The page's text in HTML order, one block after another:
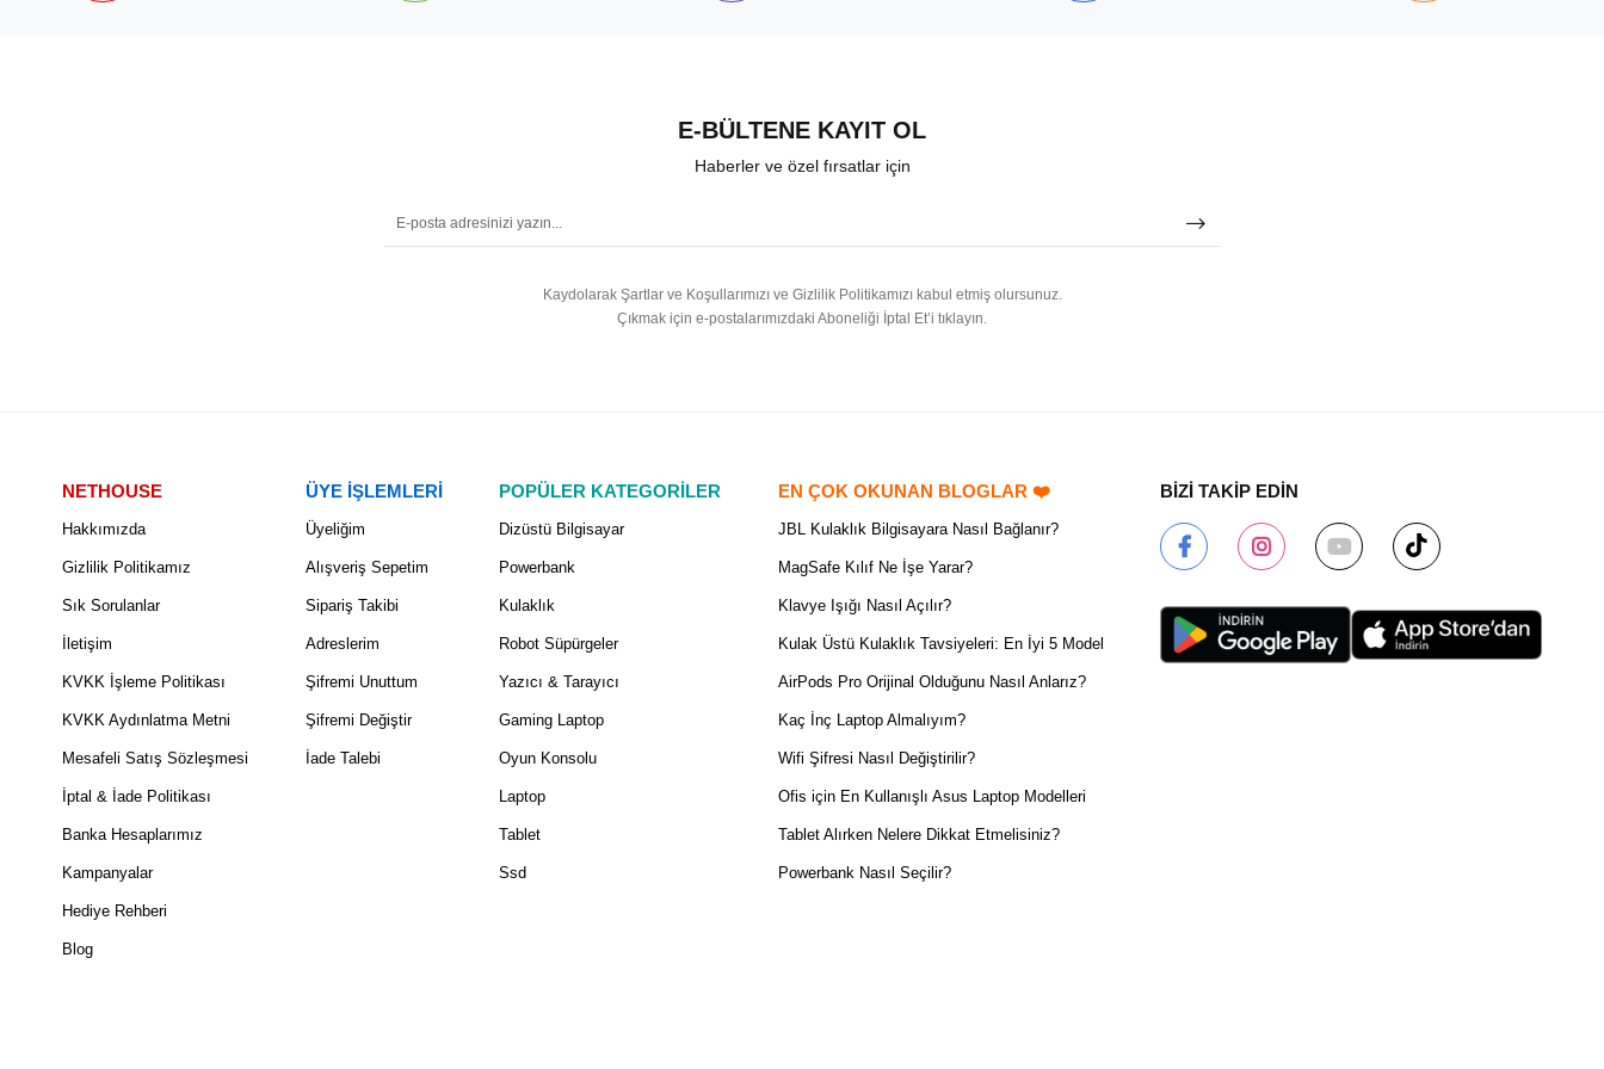
E-BÜLTENE KAYIT OL
Haberler ve özel fırsatlar için
Kaydolarak Şartlar ve Koşullarımızı ve Gizlilik Politikamızı kabul etmiş olursunuz.
Çıkmak için e-postalarımızdaki Aboneliği İptal Et’i tıklayın.
NETHOUSE
Hakkımızda
Gizlilik Politikamız
Sık Sorulanlar
İletişim
KVKK İşleme Politikası
KVKK Aydınlatma Metni
Mesafeli Satış Sözleşmesi
İptal & İade Politikası
Banka Hesaplarımız
Kampanyalar
Hediye Rehberi
Blog
ÜYE İŞLEMLERİ
Üyeliğim
Alışveriş Sepetim
Sipariş Takibi
Adreslerim
Şifremi Unuttum
Şifremi Değiştir
İade Talebi
POPÜLER KATEGORİLER
Dizüstü Bilgisayar
Powerbank
Kulaklık
Robot Süpürgeler
Yazıcı & Tarayıcı
Gaming Laptop
Oyun Konsolu
Laptop
Tablet
Ssd
EN ÇOK OKUNAN BLOGLAR ❤️
JBL Kulaklık Bilgisayara Nasıl Bağlanır?
MagSafe Kılıf Ne İşe Yarar?
Klavye Işığı Nasıl Açılır?
Kulak Üstü Kulaklık Tavsiyeleri: En İyi 5 Model
AirPods Pro Orijinal Olduğunu Nasıl Anlarız?
Kaç İnç Laptop Almalıyım?
Wifi Şifresi Nasıl Değiştirilir?
Ofis için En Kullanışlı Asus Laptop Modelleri
Tablet Alırken Nelere Dikkat Etmelisiniz?
Powerbank Nasıl Seçilir?
BİZİ TAKİP EDİN